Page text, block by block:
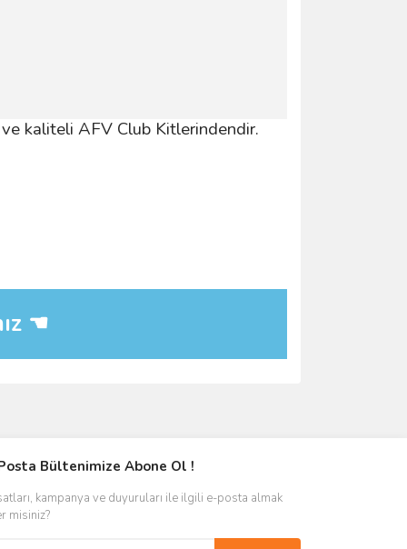
kaliteli AFV Club Kitlerindendir.
☚
Bültenimize Abone Ol !
kampanya ve duyuruları ile ilgili e-posta almak
misiniz?